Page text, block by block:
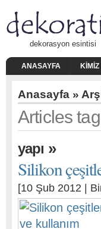
dekorasyon esintisi
ANASAYFA
Anasayfa »
Articles
yapı »
Silikon
[10 Şub 2012 |